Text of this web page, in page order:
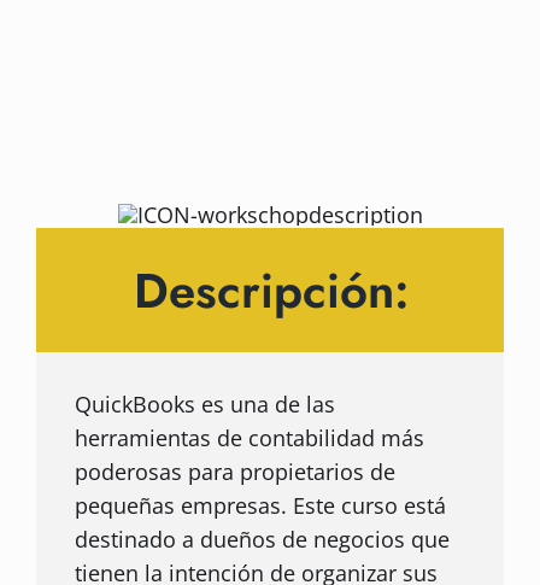
Descripción:
QuickBooks es una de las
herramientas de contabilidad más
poderosas para propietarios de
pequeñas empresas. Este curso está
destinado a dueños de negocios que
tienen la intención de organizar sus